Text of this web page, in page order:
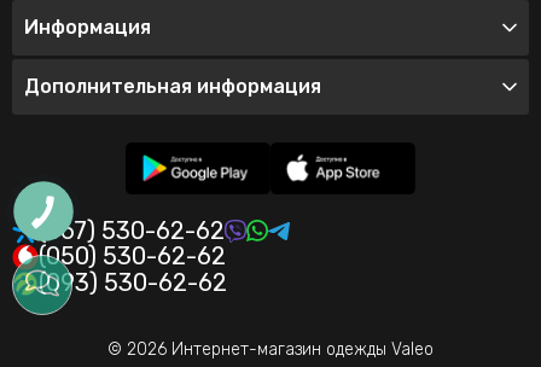
Информация
Дополнительная информация
(067) 530-62-62
(050) 530-62-62
(093) 530-62-62
© 2026 Интернет-магазин одежды Valeo